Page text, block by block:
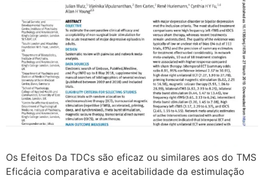
Os Efeitos Da TDCs são eficaz ou similares aos do TMS
Eficácia comparativa e aceitabilidade da estimulação